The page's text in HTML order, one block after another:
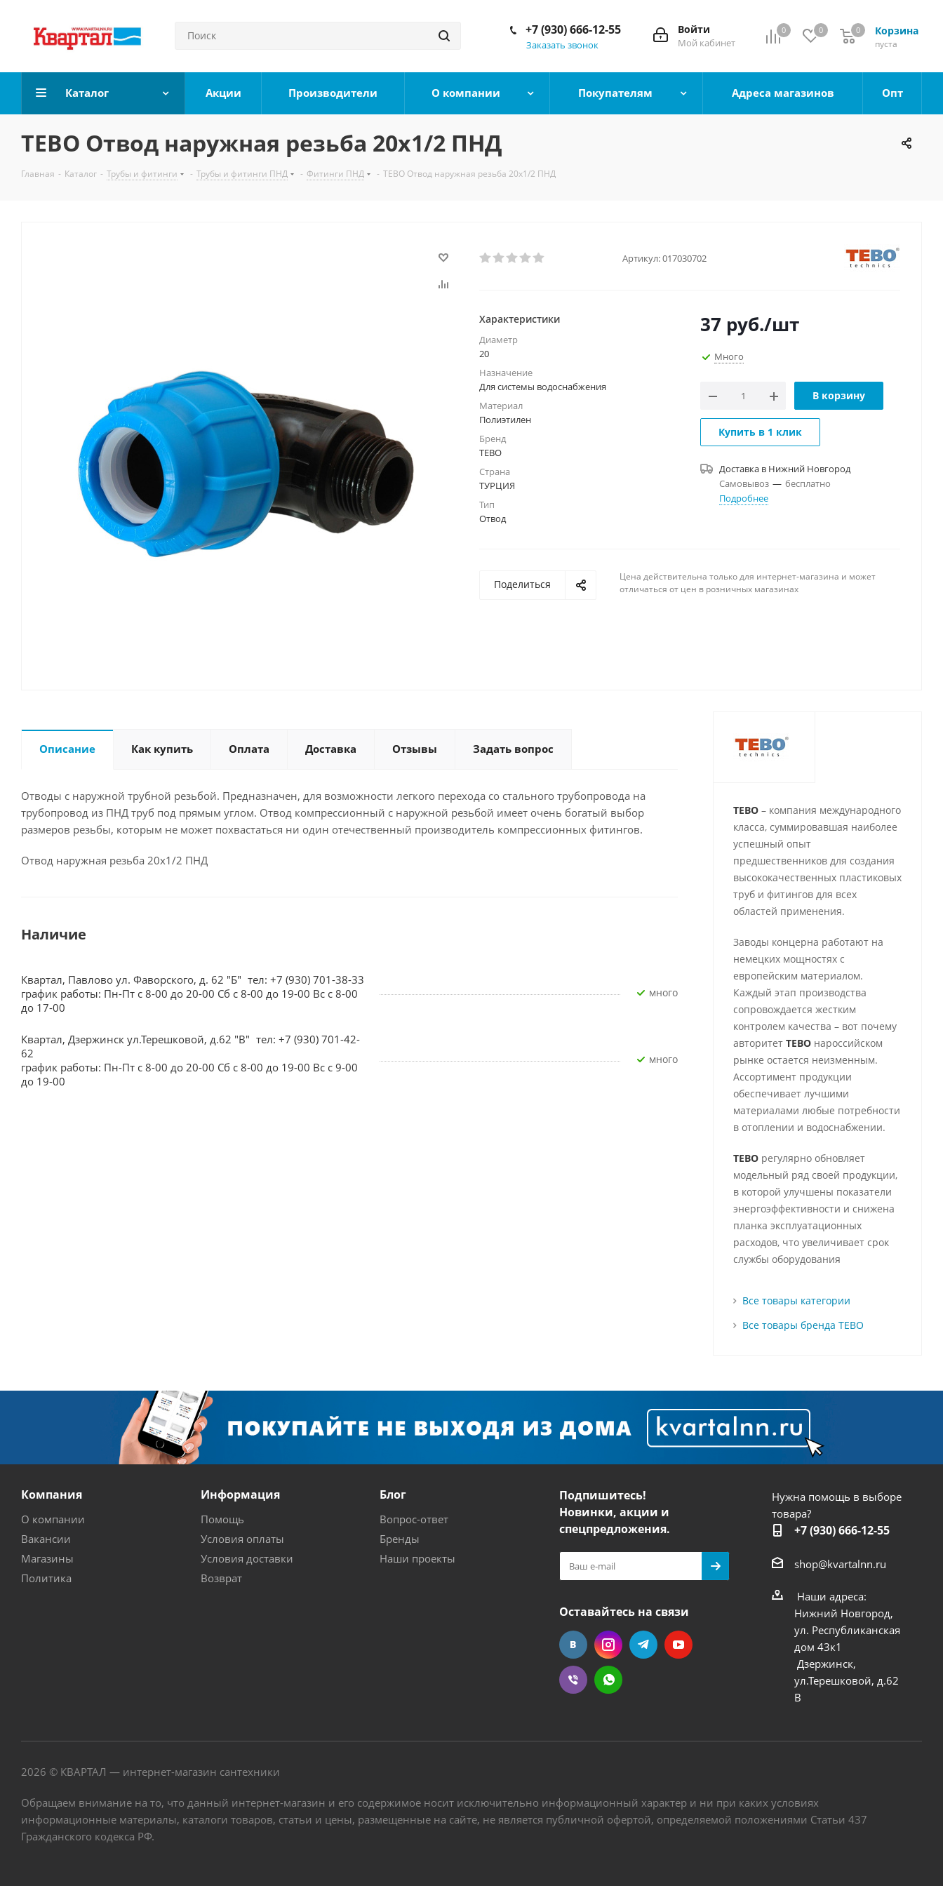
0 0 Корзина
0
пуста
0
Войти
Мой кабинет
+7 (930) 666-12-55
Заказать звонок
Каталог Акции Производители О компании Покупателям Адреса магазинов Опт
TEBO Отвод наружная резьба 20х1/2 ПНД
Главная - Каталог - Трубы и фитинги - Трубы и фитинги ПНД - Фитинги ПНД - TEBO Отвод наружная резьба 20х1/2 ПНД
Артикул:017030702
Характеристики
Диаметр
20
Назначение
Для системы водоснабжения
Материал
Полиэтилен
Бренд
TEBO
Страна
ТУРЦИЯ
Тип
Отвод
37 руб./шт
Много
В корзину
Купить в 1 клик
Доставка в Нижний Новгород
Самовывоз — бесплатно
Подробнее
Поделиться
Цена действительна только для интернет-магазина и может
отличаться от цен в розничных магазинах
Описание Как купить Оплата Доставка Отзывы Задать вопрос
Отводы с наружной трубной резьбой. Предназначен, для возможности легкого перехода со стального трубопровода на
трубопровод из ПНД труб под прямым углом. Отвод компрессионный с наружной резьбой имеет очень богатый выбор
размеров резьбы, которым не может похвастаться ни один отечественный производитель компрессионных фитингов.
Отвод наружная резьба 20х1/2 ПНД
Наличие
Квартал, Павлово ул. Фаворского, д. 62 "Б" тел: +7 (930) 701-38-33
график работы: Пн-Пт с 8-00 до 20-00 Сб с 8-00 до 19-00 Вс с 8-00
до 17-00
Много
Квартал, Дзержинск ул.Терешковой, д.62 "В" тел: +7 (930) 701-42-
62
график работы: Пн-Пт с 8-00 до 20-00 Сб с 8-00 до 19-00 Вс с 9-00
до 19-00
Много
TEBO– компания международного
класса, суммировавшая наиболее
успешный опыт
предшественников для создания
высококачественных пластиковых
труб и фитингов для всех
областей применения.
Заводы концерна работают на
немецких мощностях с
европейским материалом.
Каждый этап производства
сопровождается жестким
контролем качества – вот почему
авторитет TEBO нароссийском
рынке остается неизменным.
Ассортимент продукции
обеспечивает лучшими
материалами любые потребности
в отоплении и водоснабжении.
TEBOрегулярно обновляет
модельный ряд своей продукции,
в которой улучшены показатели
энергоэффективности и снижена
планка эксплуатационных
расходов, что увеличивает срок
службы оборудования
Все товары категории
Все товары бренда TEBO
Компания
О компании
Вакансии
Магазины
Политика
Информация
Помощь
Условия оплаты
Условия доставки
Возврат
Блог
Вопрос-ответ
Бренды
Наши проекты
Подпишитесь!
Новинки, акции и
спецпредложения.
Оставайтесь на связи
Нужна помощь в выборе
товара?
+7 (930) 666-12-55
shop@kvartalnn.ru
Наши адреса:
Нижний Новгород,
ул. Республиканская
дом 43к1
Дзержинск,
ул.Терешковой, д.62
В
2026 © КВАРТАЛ — интернет-магазин сантехники
Обращаем внимание на то, что данный интернет-магазин и его содержимое носит исключительно информационный характер и ни при каких условиях
информационные материалы, каталоги товаров, статьи и цены, размещенные на сайте, не является публичной офертой, определяемой положениями Статьи 437
Гражданского кодекса РФ.